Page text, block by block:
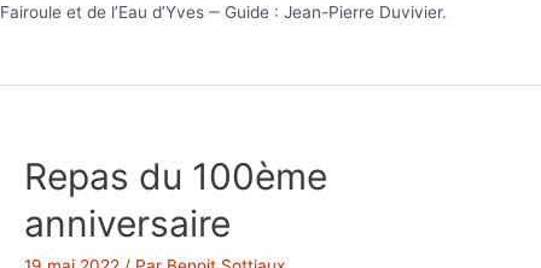
Fairoule et de l’Eau d’Yves ‒ Guide : Jean-Pierre Duvivier.
Repas du 100ème
anniversaire